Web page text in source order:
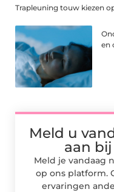
Trapleuning touw kiezen
en
Meld u
aan
Meld je vandaag
op ons platform.
ervaringen